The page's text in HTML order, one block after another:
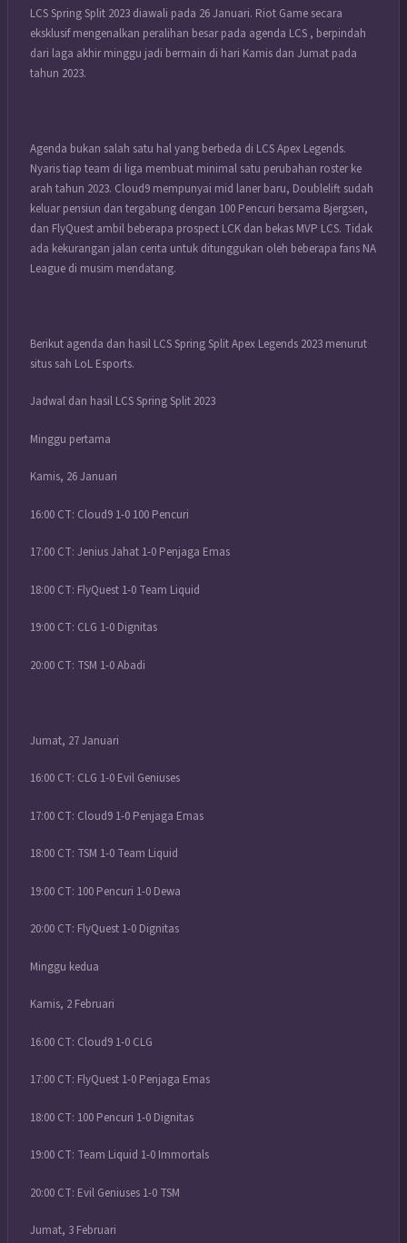
LCS Spring Split 2023 diawali pada 26 Januari. Riot Game secara
eksklusif mengenalkan peralihan besar pada agenda LCS , berpindah
dari laga akhir minggu jadi bermain di hari Kamis dan Jumat pada
tahun 2023.
Agenda bukan salah satu hal yang berbeda di LCS Apex Legends.
Nyaris tiap team di liga membuat minimal satu perubahan roster ke
arah tahun 2023. Cloud9 mempunyai mid laner baru, Doublelift sudah
keluar pensiun dan tergabung dengan 100 Pencuri bersama Bjergsen,
dan FlyQuest ambil beberapa prospect LCK dan bekas MVP LCS. Tidak
ada kekurangan jalan cerita untuk ditunggukan oleh beberapa fans NA
League di musim mendatang.
Berikut agenda dan hasil LCS Spring Split Apex Legends 2023 menurut
situs sah LoL Esports.
Jadwal dan hasil LCS Spring Split 2023
Minggu pertama
Kamis, 26 Januari
16:00 CT: Cloud9 1-0 100 Pencuri
17:00 CT: Jenius Jahat 1-0 Penjaga Emas
18:00 CT: FlyQuest 1-0 Team Liquid
19:00 CT: CLG 1-0 Dignitas
20:00 CT: TSM 1-0 Abadi
Jumat, 27 Januari
16:00 CT: CLG 1-0 Evil Geniuses
17:00 CT: Cloud9 1-0 Penjaga Emas
18:00 CT: TSM 1-0 Team Liquid
19:00 CT: 100 Pencuri 1-0 Dewa
20:00 CT: FlyQuest 1-0 Dignitas
Minggu kedua
Kamis, 2 Februari
16:00 CT: Cloud9 1-0 CLG
17:00 CT: FlyQuest 1-0 Penjaga Emas
18:00 CT: 100 Pencuri 1-0 Dignitas
19:00 CT: Team Liquid 1-0 Immortals
20:00 CT: Evil Geniuses 1-0 TSM
Jumat, 3 Februari